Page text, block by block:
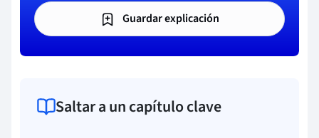
Guardar explicación
Saltar a un capítulo clave